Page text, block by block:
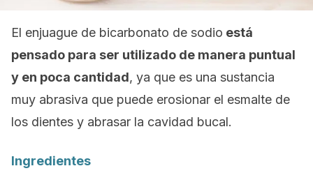
El enjuague de bicarbonato de sodio está
pensado para ser utilizado de manera puntual
y en poca cantidad, ya que es una sustancia
muy abrasiva que puede erosionar el esmalte de
los dientes y abrasar la cavidad bucal.
Ingredientes